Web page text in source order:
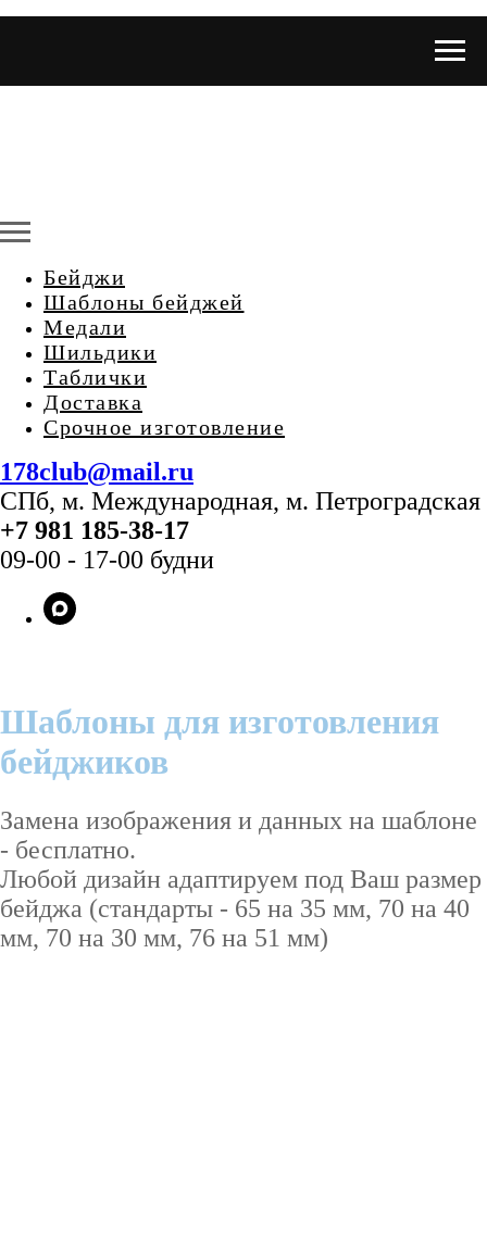
Бейджи
Шаблоны бейджей
Медали
Шильдики
Таблички
Доставка
Срочное изготовление
178club@mail.ru
СПб, м. Международная, м. Петроградская
+7 981 185-38-17
09-00 - 17-00 будни
Шаблоны для изготовления
бейджиков
Замена изображения и данных на шаблоне
- бесплатно.
Любой дизайн адаптируем под Ваш размер
бейджа (стандарты - 65 на 35 мм, 70 на 40
мм, 70 на 30 мм, 76 на 51 мм)